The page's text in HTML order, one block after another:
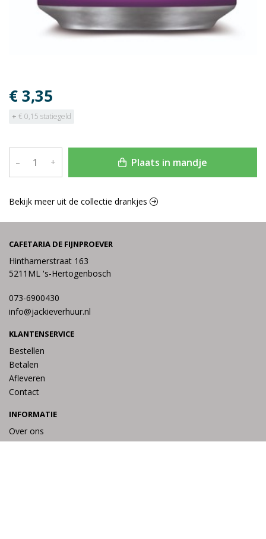
€ 3,35
+ € 0,15 statiegeld
– + Plaats in mandje
Bekijk meer uit de collectie drankjes
CAFETARIA DE FIJNPROEVER
Hinthamerstraat 163
5211ML 's-Hertogenbosch
073-6900430
info@jackieverhuur.nl
KLANTENSERVICE
Bestellen
Betalen
Afleveren
Contact
INFORMATIE
Over ons
Privacy en veiligheid